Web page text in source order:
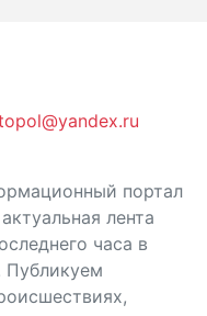
портал
лента
часа в
Публикуем